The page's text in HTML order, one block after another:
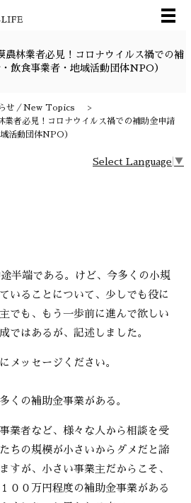
メ
農林業者必見！コロナウイルス禍での補
飲食事業者・地域活動団体NPO）
せ／New Topics
業者必見！コロナウイルス禍での補助金申請
活動団体NPO）
Select Language ▼
半端である。けど、今多くの小規
いることについて、少しでも役に
でも、もう一歩前に進んで欲しい
ではあるが、記述しました。
メッセージください。
くの補助金事業がある。
業者など、様々な人から相談を受
ちの規模が小さいからダメだと諦
すが、小さい事業主だからこそ、
００万円程度の補助金事業がある